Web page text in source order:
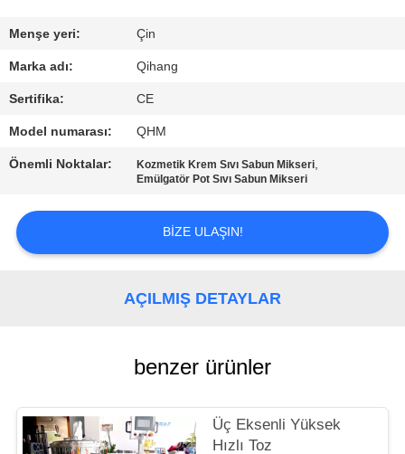
BIZE
ULAŞIN
HABERLER
VAKALAR
BIR
HARITASI
Menşe yeri: Çin
Marka adı: Qihang
Sertifika: CE
Model numarası: QHM
Önemli Noktalar: Kozmetik Krem Sıvı Sabun Mikseri,
Emülgatör Pot Sıvı Sabun Mikseri
BIZE ULAŞIN!
AÇILMIŞ DETAYLAR
benzer ürünler
Üç Eksenli Yüksek
Hızlı Toz